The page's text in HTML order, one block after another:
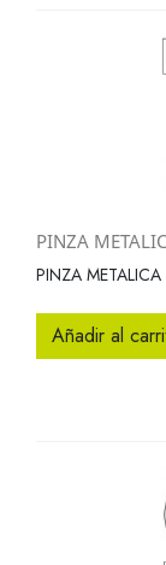
PINZA
PINZA
Añadir al